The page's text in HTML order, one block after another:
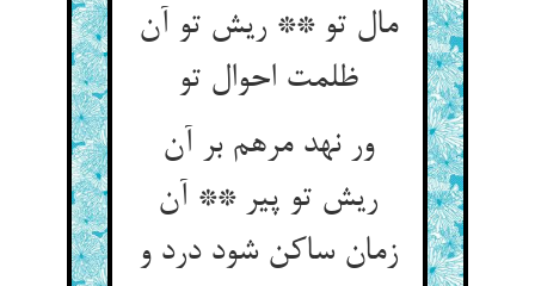
مال تو ** ریش تو آن
ظلمت احوال تو
ور نهد مرهم بر آن
ریش تو پیر ** آن
زمان ساکن شود درد و